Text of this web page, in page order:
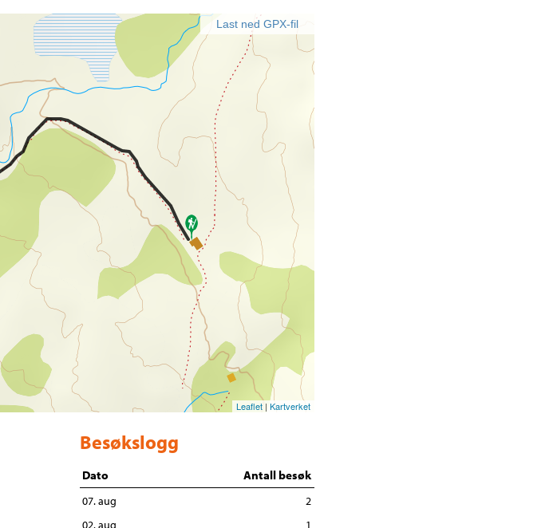
Last ned GPX-fil
Leaflet | Kartverket
Besøkslogg
Dato Antall besøk
07. aug
2
02. aug
1